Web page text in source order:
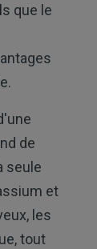
que le
de
seule
et
les
tout